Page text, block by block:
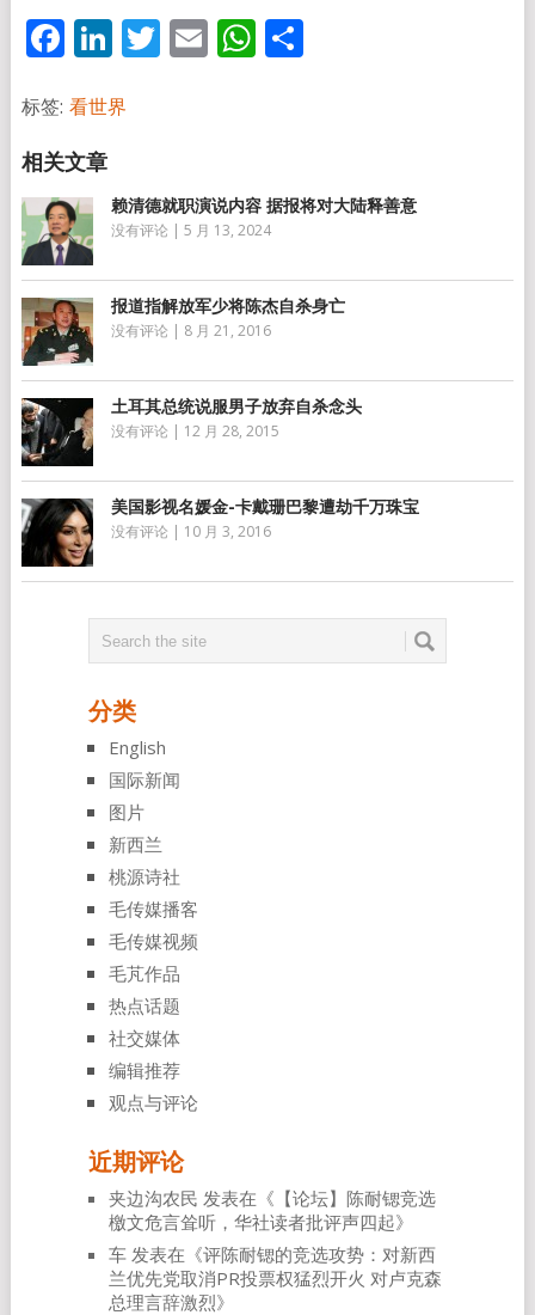
Facebook
LinkedIn
Twitter
EmailWhatsApp
分
标签: 看世界
赖清德就职演说内容 据报将对大陆释善意
没有评论 | 5 月 13, 2024
报道指解放军少将陈杰自杀身亡
没有评论 | 8 月 21, 2016
土耳其总统说服男子放弃自杀念头
没有评论 | 12 月 28, 2015
美国影视名媛金-卡戴珊巴黎遭劫千万珠宝
没有评论 | 10 月 3, 2016
分类
English
国际新闻
图片
新西兰
桃源诗社
毛传媒播客
毛传媒视频
毛芃作品
热点话题
社交媒体
编辑推荐
观点与评论
近期评论
夹边沟农民 发表在《 【论坛】陈耐锶竞选
檄文危言耸听，华社读者批评声四起》
车发表在《评陈耐锶的竞选攻势：对新西
兰优先党取消PR投票权猛烈开火 对卢克森
总理言辞激烈》